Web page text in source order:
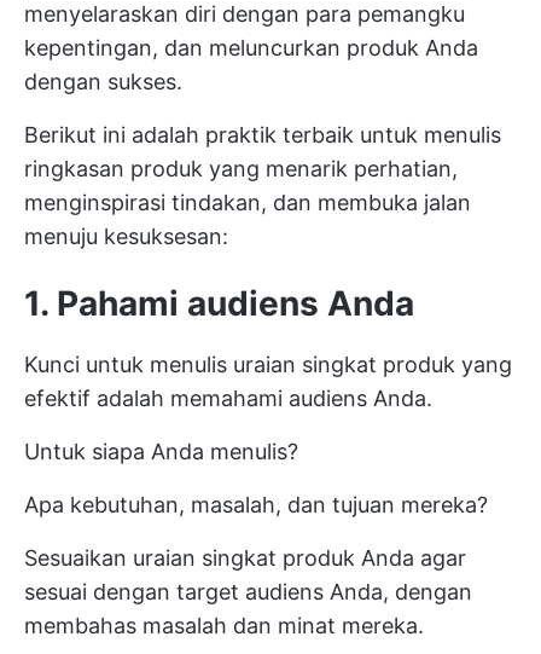
menyelaraskan diri dengan para pemangku
kepentingan, dan meluncurkan produk Anda
dengan sukses.
Berikut ini adalah praktik terbaik untuk menulis
ringkasan produk yang menarik perhatian,
menginspirasi tindakan, dan membuka jalan
menuju kesuksesan:
1. Pahami audiens Anda
Kunci untuk menulis uraian singkat produk yang
efektif adalah memahami audiens Anda.
Untuk siapa Anda menulis?
Apa kebutuhan, masalah, dan tujuan mereka?
Sesuaikan uraian singkat produk Anda agar
sesuai dengan target audiens Anda, dengan
membahas masalah dan minat mereka.